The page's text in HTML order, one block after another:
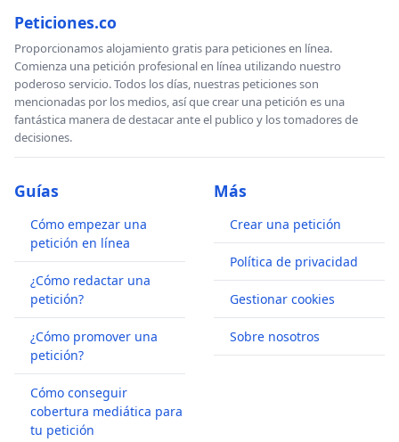
Peticiones.co
Proporcionamos alojamiento gratis para peticiones en línea.
Comienza una petición profesional en línea utilizando nuestro
poderoso servicio. Todos los días, nuestras peticiones son
mencionadas por los medios, así que crear una petición es una
fantástica manera de destacar ante el publico y los tomadores de
decisiones.
Guías
Cómo empezar una
petición en línea
¿Cómo redactar una
petición?
¿Cómo promover una
petición?
Cómo conseguir
cobertura mediática para
tu petición
Más
Crear una petición
Política de privacidad
Gestionar cookies
Sobre nosotros